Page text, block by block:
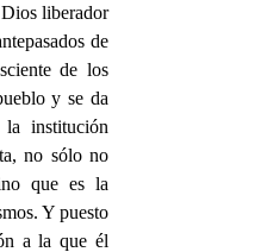
liberador
de
de los
y se da
institución
no sólo no
que es la
Y puesto
a la que él